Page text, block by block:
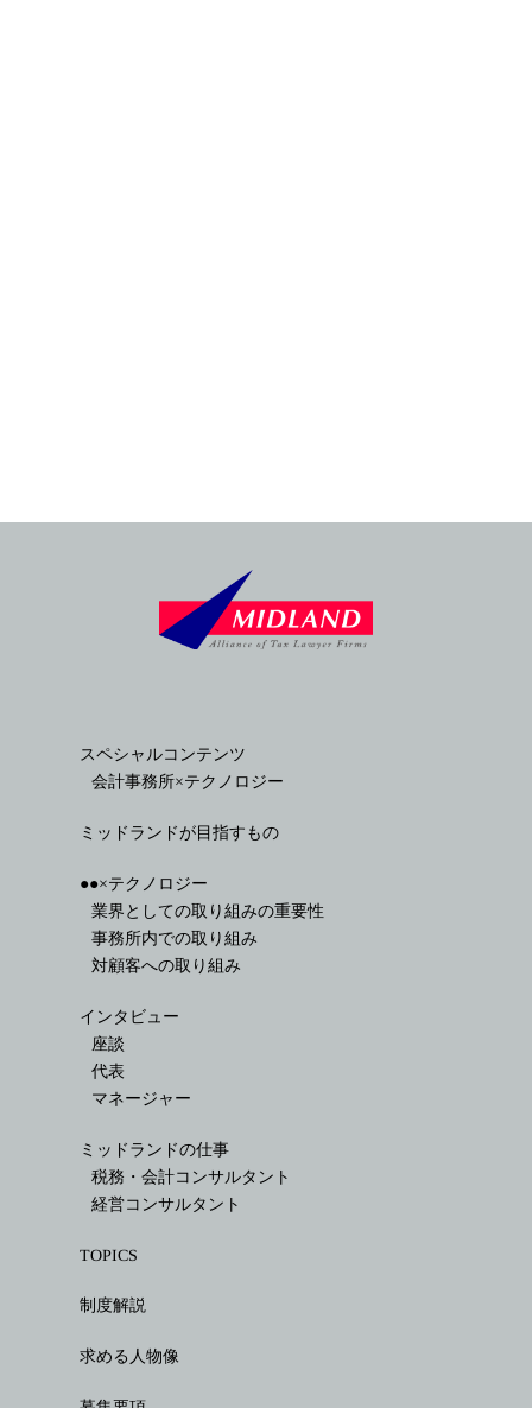
スペシャルコンテンツ
会計事務所×テクノロジー
ミッドランドが目指すもの
●●×テクノロジー
業界としての取り組みの重要性
事務所内での取り組み
対顧客への取り組み
インタビュー
座談
代表
マネージャー
ミッドランドの仕事
税務・会計コンサルタント
経営コンサルタント
TOPICS
制度解説
求める人物像